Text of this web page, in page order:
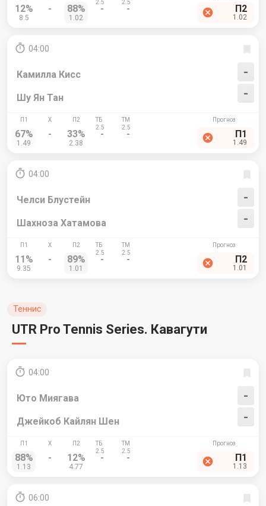
12%
8.5
- 88%
1.02
- - П2
1.02
04:00
Камилла Кисс
-
-
Шу Ян Тан
67%
1.49
- 33%
2.38
- - П1
1.49
04:00
Челси Блустейн
-
-
Шахноза Хатамова
11%
9.35
- 89%
1.01
- - П2
1.01
Теннис
UTR Pro Tennis Series. Кавагути
04:00
Юто Миягава
-
-
Джейкоб Кайлян Шен
88%
1.13
- 12%
4.77
- - П1
1.13
06:00